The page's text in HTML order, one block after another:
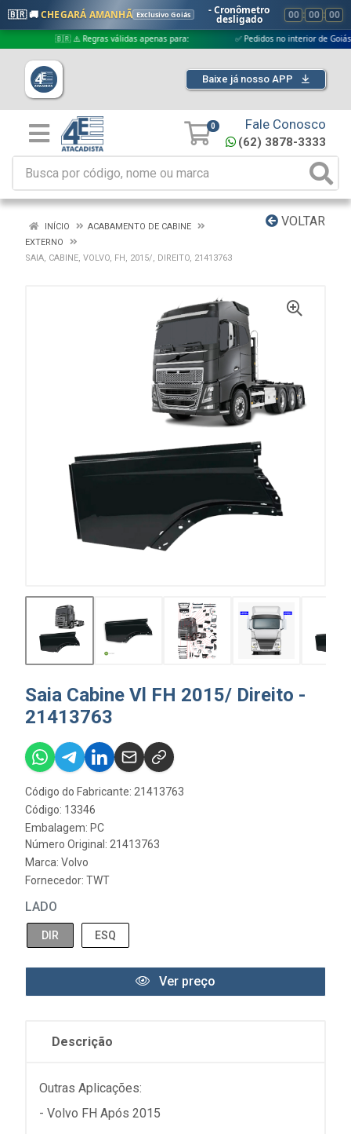
🇧🇷 🚚CHEGARÁ AMANHÃ Exclusivo Goiás - Cronômetro
desligado 00 : 00 : 00
🇧🇷 ⚠️ Regras válidas apenas para: ✅ Pedidos no interior de Goiás
Baixe já nosso APP
0 Fale Conosco
(62) 3878-3333
VOLTAR
INÍCIO
ACABAMENTO DE CABINE
EXTERNO
SAIA, CABINE, VOLVO, FH, 2015/, DIREITO, 21413763
Saia Cabine Vl FH 2015/ Direito -
21413763
Código do Fabricante: 21413763
Código: 13346
Embalagem: PC
Número Original: 21413763
Marca: Volvo
Fornecedor: TWT
LADO
DIR ESQ
Ver preço
Descrição
Outras Aplicações:
- Volvo FH Após 2015